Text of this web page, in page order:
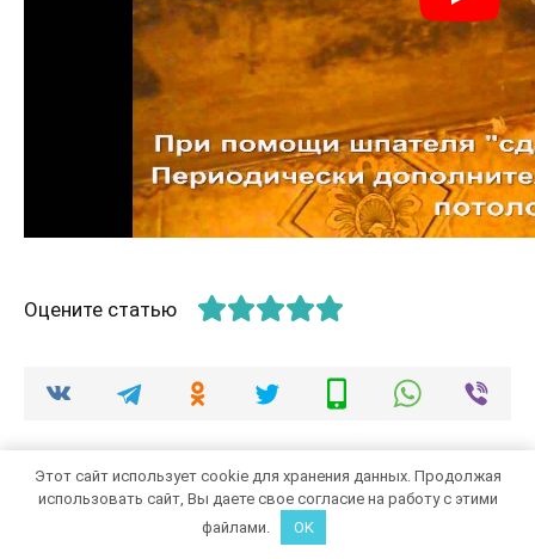
Оцените статью
Добавить комментарий
Этот сайт использует cookie для хранения данных. Продолжая
использовать сайт, Вы даете свое согласие на работу с этими
файлами.
OK